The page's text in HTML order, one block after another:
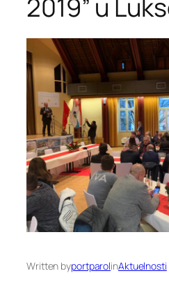
2019” u
Written byportparolinAktuelnosti